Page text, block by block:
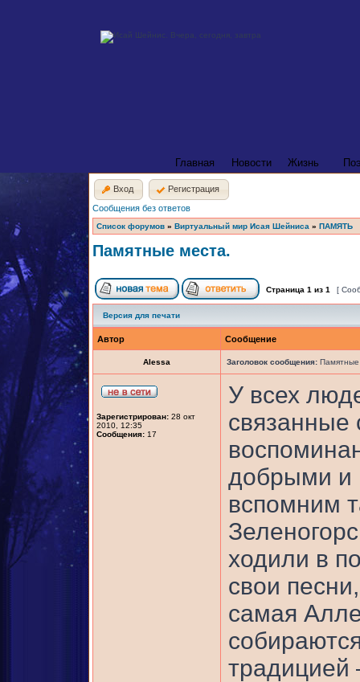
Главная Новости Жизнь
Вход
Регистрация
Сообщения без ответов
Список форумов » Виртуальный мир Исая Шейниса » ПАМЯТЬ
Памятные места.
Страница 1 из 1 [
Версия для печати
Автор Сообщение
Alessa Заголовок сообщения:
Зарегистрирован: 28 окт
2010, 12:35
Сообщения: 17
У всех
связанные
добрыми и
вспомним
ходили в
свои
самая
традицией